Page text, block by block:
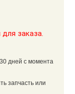
заказа.
дней с момента
запчасть или